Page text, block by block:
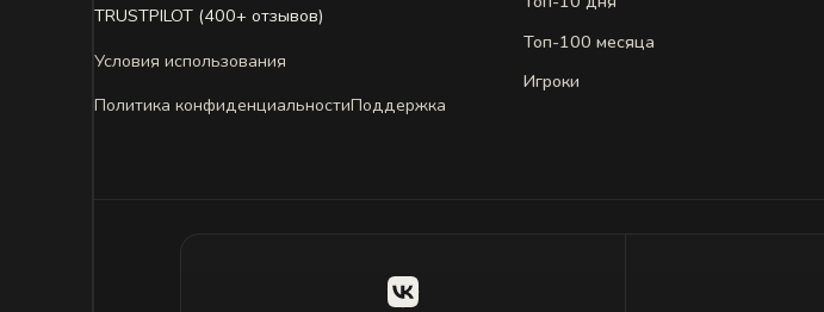
TRUSTPILOT (400+ отзывов)
Условия использования
Политика конфиденциальностиПоддержка
Топ-100 месяца
Игроки